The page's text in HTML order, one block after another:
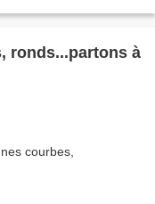
ronds...partons à